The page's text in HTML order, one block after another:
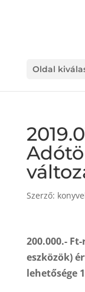
Oldal
Szerző:
200.000.-
eszközök)
lehetősége